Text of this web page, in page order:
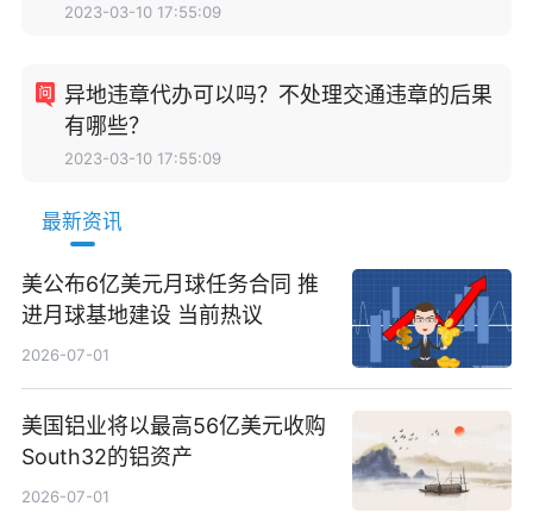
2023-03-10 17:55:09
异地违章代办可以吗？不处理交通违章的后果
有哪些？
2023-03-10 17:55:09
最新资讯
美公布6亿美元月球任务合同 推
进月球基地建设 当前热议
2026-07-01
美国铝业将以最高56亿美元收购
South32的铝资产
2026-07-01